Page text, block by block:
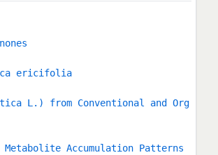
ericifolia
L.) from Conventional and Org
Metabolite Accumulation Patterns